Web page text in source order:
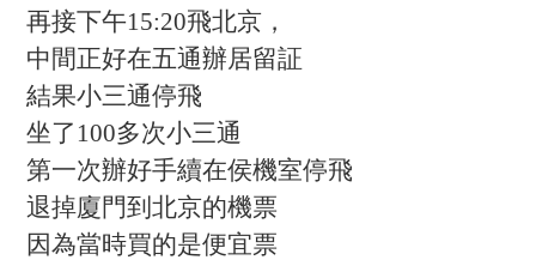
再接下午15:20飛北京，
中間正好在五通辦居留証
結果小三通停飛
坐了100多次小三通
第一次辦好手續在侯機室停飛
退掉廈門到北京的機票
因為當時買的是便宜票